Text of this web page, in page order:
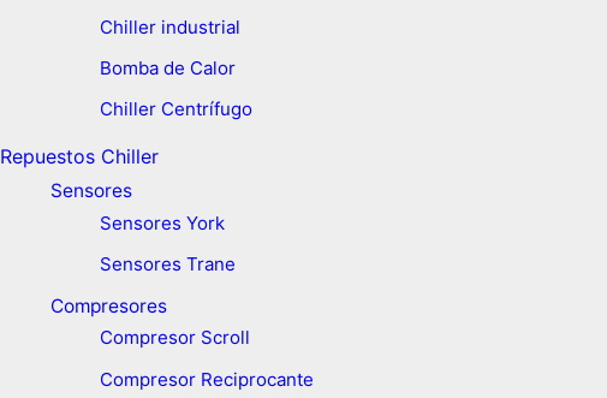
Chiller industrial
Bomba de Calor
Chiller Centrífugo
Repuestos Chiller
Sensores
Sensores York
Sensores Trane
Compresores
Compresor Scroll
Compresor Reciprocante